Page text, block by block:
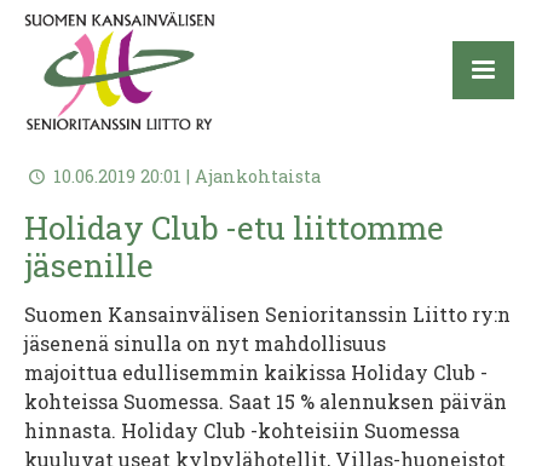
10.06.2019 20:01 | Ajankohtaista
Holiday Club -etu liittomme
jäsenille
Suomen Kansainvälisen Senioritanssin Liitto ry:n
jäsenenä sinulla on nyt mahdollisuus
majoittua edullisemmin kaikissa Holiday Club -
kohteissa Suomessa. Saat 15 % alennuksen päivän
hinnasta. Holiday Club -kohteisiin Suomessa
kuuluvat useat kylpylähotellit, Villas-huoneistot